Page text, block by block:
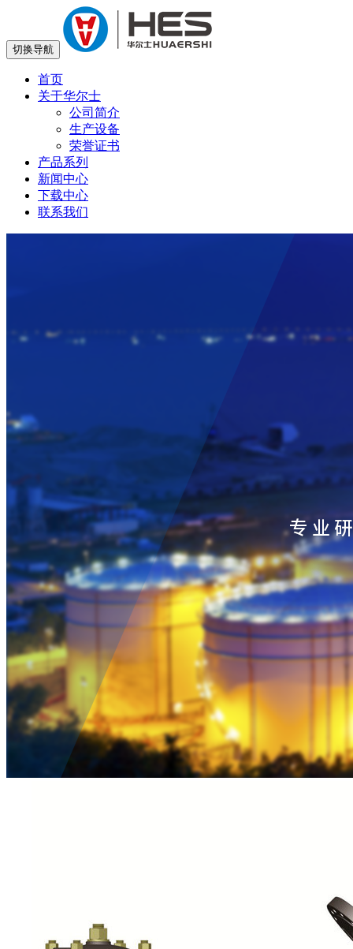
切换导航
首页
关于华尔士
公司简介
生产设备
荣誉证书
产品系列
新闻中心
下载中心
联系我们